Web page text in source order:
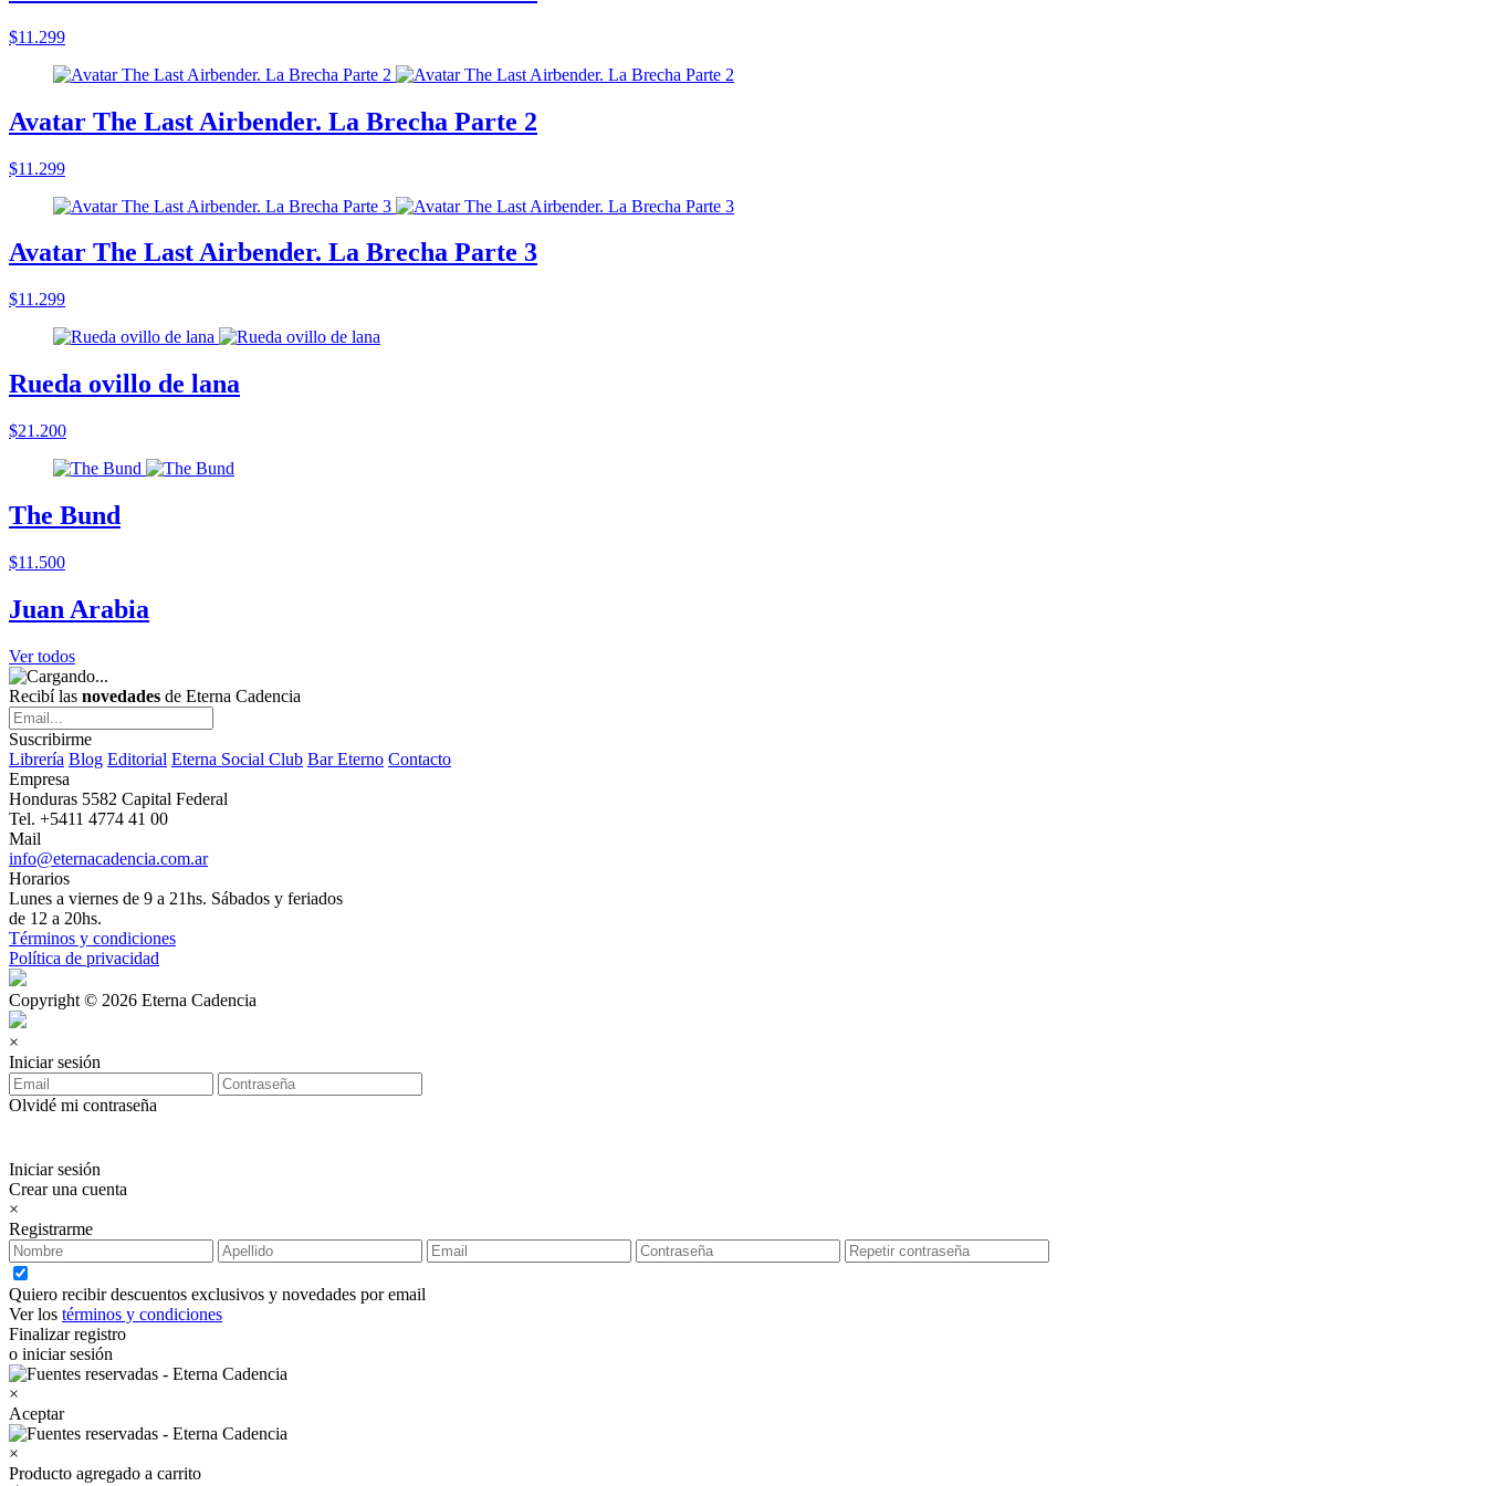
$11.299
Avatar The Last Airbender. La Brecha Parte 2
$11.299
Avatar The Last Airbender. La Brecha Parte 3
$11.299
Rueda ovillo de lana
$21.200
The Bund
$11.500
Juan Arabia
Ver todos
Recibí las novedades de Eterna Cadencia
Suscribirme
Librería Blog Editorial Eterna Social Club Bar Eterno Contacto
Empresa
Honduras 5582 Capital Federal
Tel. +5411 4774 41 00
Mail
info@eternacadencia.com.ar
Horarios
Lunes a viernes de 9 a 21hs. Sábados y feriados
de 12 a 20hs.
Términos y condiciones
Política de privacidad
Copyright © 2026 Eterna Cadencia
×
Iniciar sesión
Olvidé mi contraseña
Iniciar sesión
Crear una cuenta
×
Registrarme
Quiero recibir descuentos exclusivos y novedades por email
Ver los términos y condiciones
Finalizar registro
o iniciar sesión
×
Aceptar
×
Producto agregado a carrito